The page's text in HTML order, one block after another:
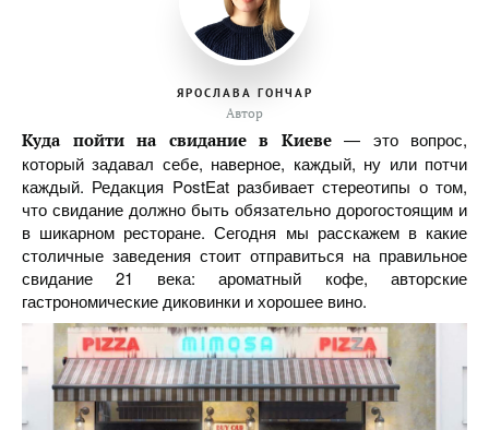
ЯРОСЛАВА ГОНЧАР
Автор
Куда пойти на свидание в Киеве— это вопрос,
который задавал себе, наверное, каждый, ну или потчи
каждый. Редакция PostEat разбивает стереотипы о том,
что свидание должно быть обязательно дорогостоящим и
в шикарном ресторане. Сегодня мы расскажем в какие
столичные заведения стоит отправиться на правильное
свидание 21 века: ароматный кофе, авторские
гастрономические диковинки и хорошее вино.